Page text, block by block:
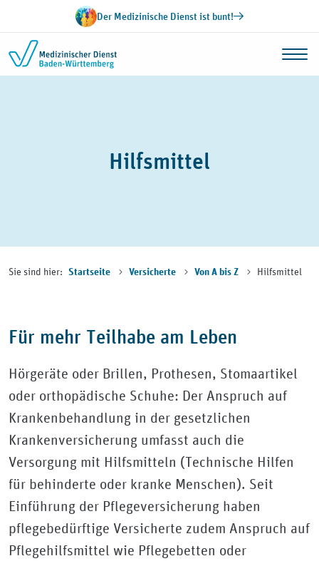
Zum Inhalt springenDer Medizinische Dienst ist bunt!
Hilfsmittel
Sie sind hier: Startseite Versicherte Von A bis Z Hilfsmittel
Für mehr Teilhabe am Leben
Hörgeräte oder Brillen, Prothesen, Stomaartikel
oder orthopädische Schuhe: Der Anspruch auf
Krankenbehandlung in der gesetzlichen
Krankenversicherung umfasst auch die
Versorgung mit Hilfsmitteln (Technische Hilfen
für behinderte oder kranke Menschen). Seit
Einführung der Pflegeversicherung haben
pflegebedürftige Versicherte zudem Anspruch auf
Pflegehilfsmittel wie Pflegebetten oder